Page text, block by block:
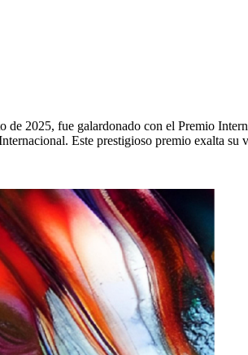
de 2025, fue galardonado con el Premio
Este prestigioso premio exalta